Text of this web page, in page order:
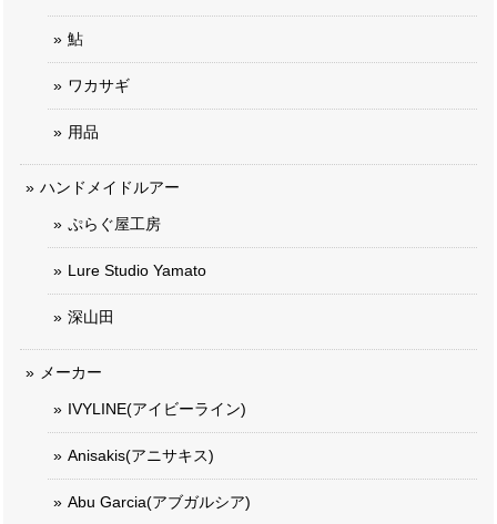
鮎
ワカサギ
用品
ハンドメイドルアー
ぷらぐ屋工房
Lure Studio Yamato
深山田
メーカー
IVYLINE(アイビーライン)
Anisakis(アニサキス)
Abu Garcia(アブガルシア)